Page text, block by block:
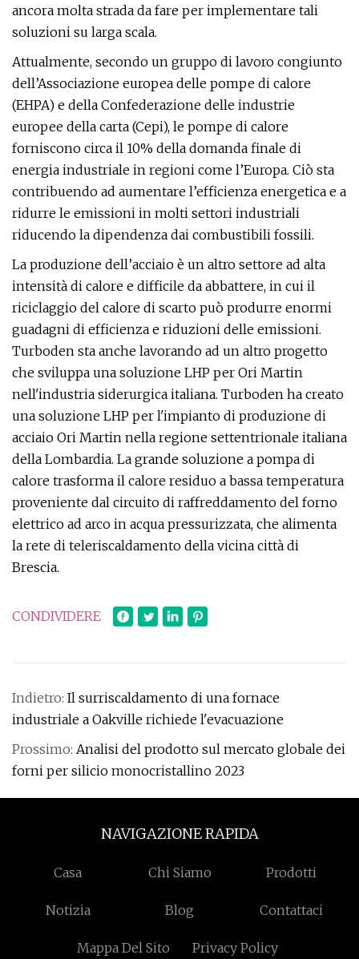
ancora molta strada da fare per implementare tali
soluzioni su larga scala.
Attualmente, secondo un gruppo di lavoro congiunto
dell’Associazione europea delle pompe di calore
(EHPA) e della Confederazione delle industrie
europee della carta (Cepi), le pompe di calore
forniscono circa il 10% della domanda finale di
energia industriale in regioni come l’Europa. Ciò sta
contribuendo ad aumentare l’efficienza energetica e a
ridurre le emissioni in molti settori industriali
riducendo la dipendenza dai combustibili fossili.
La produzione dell’acciaio è un altro settore ad alta
intensità di calore e difficile da abbattere, in cui il
riciclaggio del calore di scarto può produrre enormi
guadagni di efficienza e riduzioni delle emissioni.
Turboden sta anche lavorando ad un altro progetto
che sviluppa una soluzione LHP per Ori Martin
nell'industria siderurgica italiana. Turboden ha creato
una soluzione LHP per l'impianto di produzione di
acciaio Ori Martin nella regione settentrionale italiana
della Lombardia. La grande soluzione a pompa di
calore trasforma il calore residuo a bassa temperatura
proveniente dal circuito di raffreddamento del forno
elettrico ad arco in acqua pressurizzata, che alimenta
la rete di teleriscaldamento della vicina città di
Brescia.
CONDIVIDERE
Indietro: Il surriscaldamento di una fornace
industriale a Oakville richiede l'evacuazione
Prossimo: Analisi del prodotto sul mercato globale dei
forni per silicio monocristallino 2023
NAVIGAZIONE RAPIDA
Casa Chi Siamo Prodotti
Notizia Blog Contattaci
Mappa Del Sito Privacy Policy